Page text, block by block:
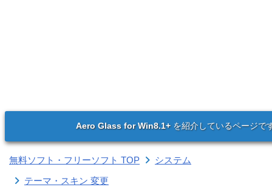
Aero Glass for Win8.1+を紹介しているページで
無料ソフト・フリーソフト TOP
システム
テーマ・スキン 変更